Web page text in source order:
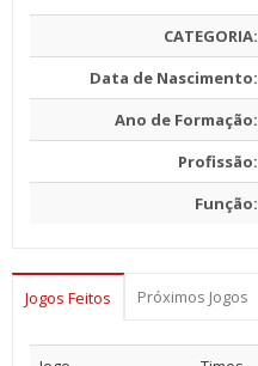
CATEGORIA:
Data de Nascimento:
Ano de Formação:
Profissão:
Função:
Jogos Feitos Próximos Jogos